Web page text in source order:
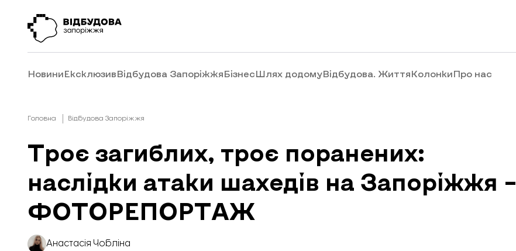
НовиниЕксклюзивВідбудова ЗапоріжжяБізнесШлях додомуВідбудова. ЖиттяКолонкиПро нас
Головна Відбудова Запоріжжя
Троє загиблих, троє поранених:
наслідки атаки шахедів на Запоріжжя –
ФОТОРЕПОРТАЖ
Анастасія Чобліна